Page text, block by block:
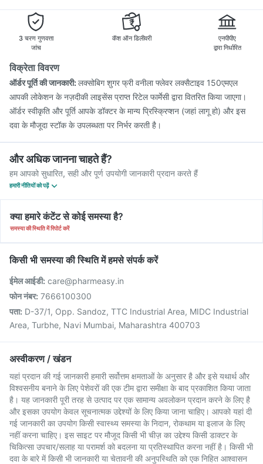
Vaxiflu 2025-2026 Vaccine Gardasil Injection
Pneumovax 23 Vaccine
3 चरण गुणवत्ता
जांच
कॅश ऑन डिलीवरी
एनपीपीए
द्वारा निर्धारित
विक्रेता विवरण
ऑर्डर पूर्ति की जानकारी:लक्सोबिग शुगर फ्री वनीला फ्लेवर लक्सैटाइव 150एमएल
आपकी लोकेशन के नज़दीकी लाइसेंस प्राप्त रिटेल फार्मेसी द्वारा वितरित किया जाएगा।
ऑर्डर स्वीकृति और पूर्ति आपके डॉक्टर के मान्य प्रिस्क्रिप्शन (जहां लागू हो) और इस
दवा के मौजूदा स्टॉक के उपलब्धता पर निर्भर करती है।
और अधिक जानना चाहते हैं?
हम आपको सुधारित, सही और पूर्ण उपयोगी जानकारी प्रदान करते हैं
हमारी नीतियों को पढ़ें
क्या हमारे कंटेंट से कोई समस्या है?
समस्या की स्थिति में रिपोर्ट करें
किसी भी समस्या की स्थिति में हमसे संपर्क करें
ईमेल आईडी: care@pharmeasy.in
फोन नंबर: 7666100300
पता: D-37/1, Opp. Sandoz, TTC Industrial Area, MIDC Industrial
Area, Turbhe, Navi Mumbai, Maharashtra 400703
अस्वीकरण / खंडन
यहां प्रदान की गई जानकारी हमारी सर्वोत्तम क्षमताओं के अनुसार है और इसे यथार्थ और
विश्वसनीय बनाने के लिए पेशेवरों की एक टीम द्वारा समीक्षा के बाद प्रकाशित किया जाता
है। यह जानकारी पूरी तरह से उत्पाद पर एक सामान्य अवलोकन प्रदान करने के लिए है
और इसका उपयोग केवल सूचनात्मक उद्देश्यों के लिए किया जाना चाहिए। आपको यहां दी
गई जानकारी का उपयोग किसी स्वास्थ्य समस्या के निदान, रोकथाम या इलाज के लिए
नहीं करना चाहिए। इस साइट पर मौजूद किसी भी चीज़ का उद्देश्य किसी डाक्टर के
चिकित्सा उपचार/सलाह या परामर्श को बदलना या प्रतिस्थापित करना नहीं है। किसी भी
दवा के बारे में किसी भी जानकारी या चेतावनी की अनुपस्थिति को एक निहित आश्वासन